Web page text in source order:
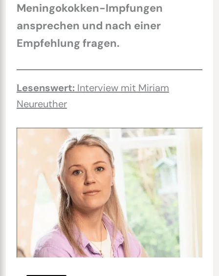
Meningokokken-Impfungen
ansprechen und nach einer
Empfehlung fragen.
Lesenswert: Interview mit Miriam
Neureuther